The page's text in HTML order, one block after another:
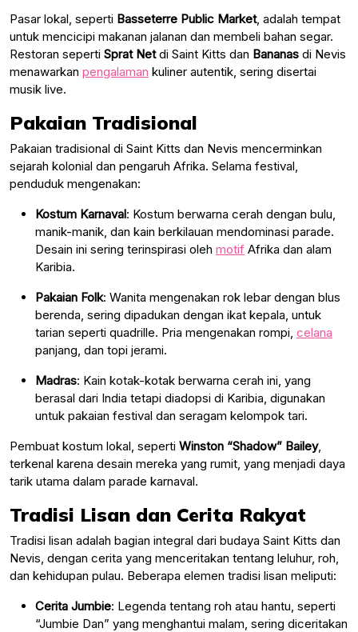
Pasar lokal, seperti Basseterre Public Market, adalah tempat
untuk mencicipi makanan jalanan dan membeli bahan segar.
Restoran seperti Sprat Netdi Saint Kitts dan Bananas di Nevis
menawarkan pengalaman kuliner autentik, sering disertai
musik live.
Pakaian Tradisional
Pakaian tradisional di Saint Kitts dan Nevis mencerminkan
sejarah kolonial dan pengaruh Afrika. Selama festival,
penduduk mengenakan:
Kostum Karnaval: Kostum berwarna cerah dengan bulu,
manik-manik, dan kain berkilauan mendominasi parade.
Desain ini sering terinspirasi oleh motif Afrika dan alam
Karibia.
Pakaian Folk: Wanita mengenakan rok lebar dengan blus
berenda, sering dipadukan dengan ikat kepala, untuk
tarian seperti quadrille. Pria mengenakan rompi, celana
panjang, dan topi jerami.
Madras: Kain kotak-kotak berwarna cerah ini, yang
berasal dari India tetapi diadopsi di Karibia, digunakan
untuk pakaian festival dan seragam kelompok tari.
Pembuat kostum lokal, seperti Winston “Shadow” Bailey,
terkenal karena desain mereka yang rumit, yang menjadi daya
tarik utama dalam parade karnaval.
Tradisi Lisan dan Cerita Rakyat
Tradisi lisan adalah bagian integral dari budaya Saint Kitts dan
Nevis, dengan cerita yang menceritakan tentang leluhur, roh,
dan kehidupan pulau. Beberapa elemen tradisi lisan meliputi:
Cerita Jumbie: Legenda tentang roh atau hantu, seperti
“Jumbie Dan” yang menghantui malam, sering diceritakan